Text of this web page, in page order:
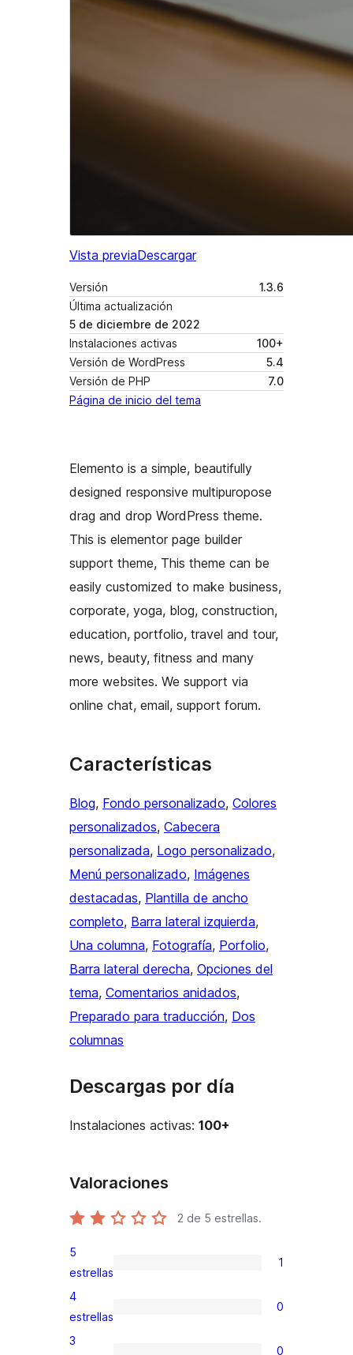
Vista previaDescargar
Versión
1.3.6
Última actualización
5 de diciembre de 2022
Instalaciones activas
100+
Versión de WordPress
5.4
Versión de PHP
7.0
Página de inicio del tema
Elemento is a simple, beautifully
designed responsive multipuropose
drag and drop WordPress theme.
This is elementor page builder
support theme, This theme can be
easily customized to make business,
corporate, yoga, blog, construction,
education, portfolio, travel and tour,
news, beauty, fitness and many
more websites. We support via
online chat, email, support forum.
Características
Blog, Fondo personalizado, Colores
personalizados, Cabecera
personalizada, Logo personalizado
Menú personalizado, Imágenes
destacadas, Plantilla de ancho
completo, Barra lateral izquierda
Una columna, Fotografía, Porfolio
Barra lateral derecha, Opciones del
tema, Comentarios anidados
Preparado para traducción, Dos
columnas
Descargas por día
Instalaciones activas: 100+
Valoraciones
2 de 5 estrellas.
1
valoración
de
5
estrellas
1
0
valoraciones
4
estrellas
0
3
0